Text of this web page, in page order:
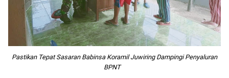
Pastikan Tepat Sasaran Babinsa Koramil Juwiring Dampingi Penyaluran
BPNT